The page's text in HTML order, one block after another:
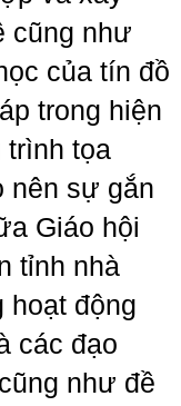
cũng như
của tín đồ
trong hiện
tọa
nên sự gắn
Giáo hội
tỉnh nhà
hoạt động
các đạo
như đề